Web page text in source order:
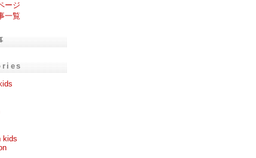
ージ
一覧
kids